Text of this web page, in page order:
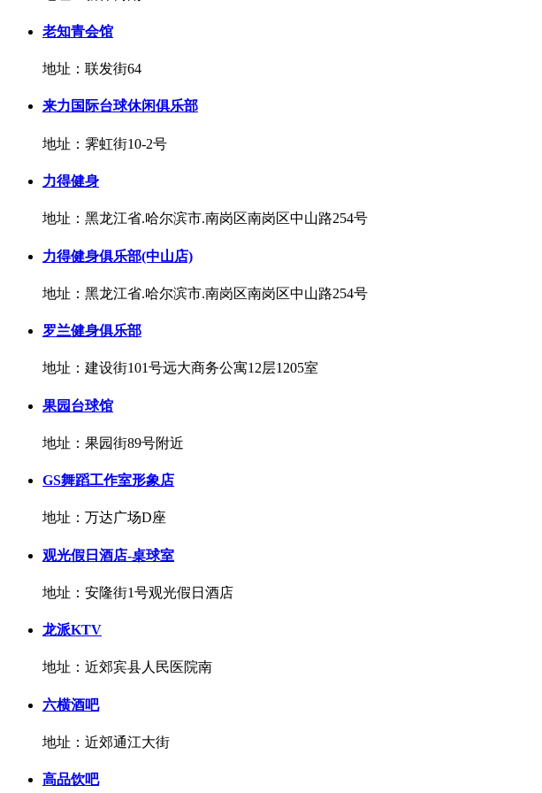
老知青会馆
地址：联发街64
来力国际台球休闲俱乐部
地址：霁虹街10-2号
力得健身
地址：黑龙江省.哈尔滨市.南岗区南岗区中山路254号
力得健身俱乐部(中山店)
地址：黑龙江省.哈尔滨市.南岗区南岗区中山路254号
罗兰健身俱乐部
地址：建设街101号远大商务公寓12层1205室
果园台球馆
地址：果园街89号附近
GS舞蹈工作室形象店
地址：万达广场D座
观光假日酒店-桌球室
地址：安隆街1号观光假日酒店
龙派KTV
地址：近郊宾县人民医院南
六横酒吧
地址：近郊通江大街
高品饮吧